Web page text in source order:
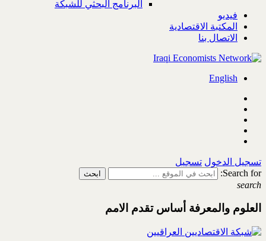
البرنامج البحثي للشبكة
فيديو
المكتبة الاقتصادية
الاتصال بنا
English
تسجيل الدخول تسجيل
Search for:
search
العلوم والمعرفة أساس تقدم الامم